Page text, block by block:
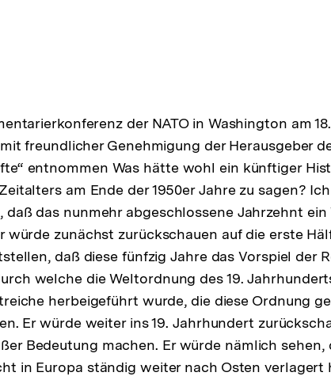
der NATO in Washington am
freundlicher Genehmigung der Herausgeber
entnommen Was hätte wohl ein künftiger
am Ende der 1950er Jahre zu sagen?
daß das nunmehr abgeschlossene Jahrzehnt
würde zunächst zurückschauen auf die erste
daß diese fünfzig Jahre das Vorspiel der
welche die Weltordnung des 19.
herbeigeführt wurde, die diese Ordnung
Er würde weiter ins 19. Jahrhundert
Bedeutung machen. Er würde nämlich sehen,
in Europa ständig weiter nach Osten verlagert